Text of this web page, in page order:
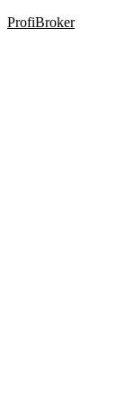
ProfiBroker